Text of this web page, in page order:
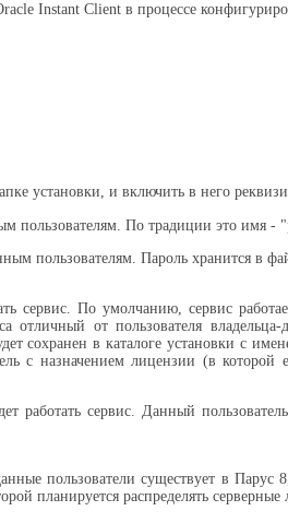
Instant Client в процессе
установки, и включить в него
пользователям. По традиции это имя -
пользователям. Пароль хранится в
сервис. По умолчанию, сервис
отличный от пользователя
в каталоге установки с
с назначением лицензии (в которой
работать сервис. Данный
пользователи существует в
планируется распределять серверные